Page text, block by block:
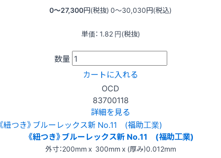
0〜27,300円(税抜) 0〜30,030円(税込)
単価： 1.82 円(税抜)
数量
カートに入れる
OCD
83700118
詳細を見る
《紐つき》ブルーレックス新 No.11 (福助工業)
外寸：200mm x 300mm x (厚み)0.012mm